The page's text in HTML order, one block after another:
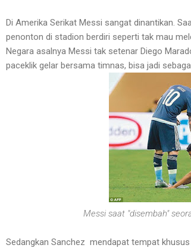
Di Amerika Serikat Messi sangat dinantikan.
penonton di stadion berdiri seperti tak mau
Negara asalnya Messi tak setenar Diego
paceklik gelar bersama timnas, bisa jadi
Messi saat "disembah"
Sedangkan Sanchez mendapat tempat